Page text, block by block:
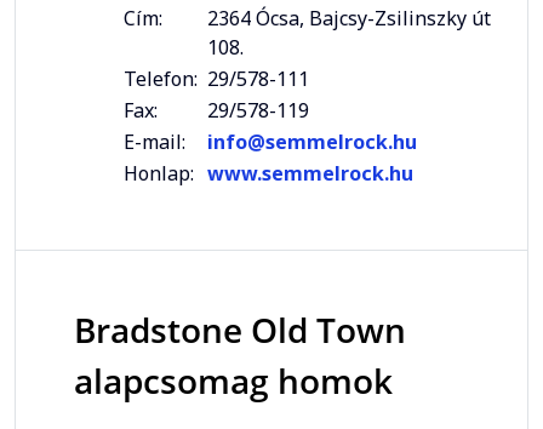
Cím:
2364 Ócsa, Bajcsy-Zsilinszky út
108.
Telefon: 29/578-111
Fax:
29/578-119
E-mail:
info@semmelrock.hu
Honlap: www.semmelrock.hu
Bradstone Old Town
alapcsomag homok